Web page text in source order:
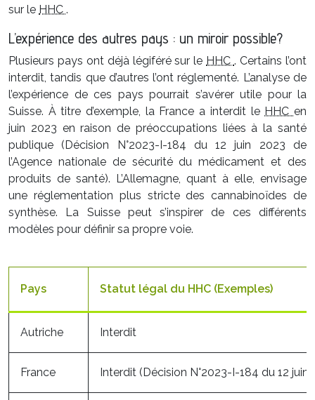
sur le HHC .
L’expérience des autres pays : un miroir possible?
Plusieurs pays ont déjà légiféré sur le HHC. Certains l’ont
interdit, tandis que d’autres l’ont réglementé. L’analyse de
l’expérience de ces pays pourrait s’avérer utile pour la
Suisse. À titre d’exemple, la France a interdit le HHCen
juin 2023 en raison de préoccupations liées à la santé
publique (Décision N°2023-I-184 du 12 juin 2023 de
l’Agence nationale de sécurité du médicament et des
produits de santé). L’Allemagne, quant à elle, envisage
une réglementation plus stricte des cannabinoïdes de
synthèse. La Suisse peut s’inspirer de ces différents
modèles pour définir sa propre voie.
Pays Statut légal du HHC (Exemples)
Autriche Interdit
France Interdit (Décision N°2023-I-184 du 12